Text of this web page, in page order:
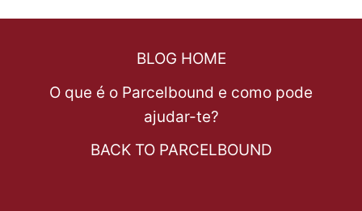
BLOG HOME
O que é o Parcelbound e como pode
ajudar-te?
BACK TO PARCELBOUND